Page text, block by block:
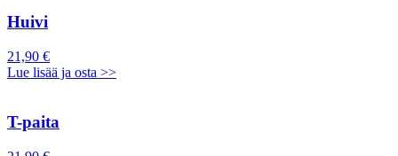
Huivi
21,90 €
Lue lisää ja osta >>
T-paita